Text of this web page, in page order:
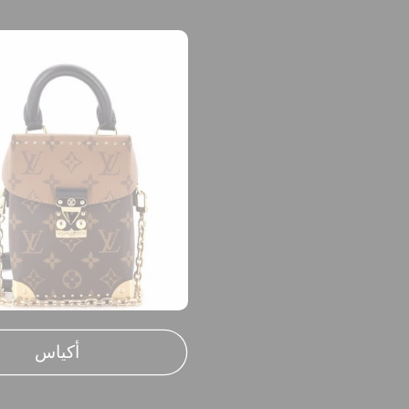
أكياس